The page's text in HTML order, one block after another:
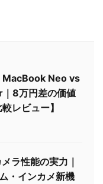
MacBook Neo vs
8万円差の価値
レビュー】
ラ性能の実力｜
・インカメ新機